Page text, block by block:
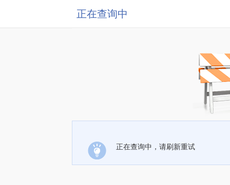
正在查询中
正在查询中，请刷新重试